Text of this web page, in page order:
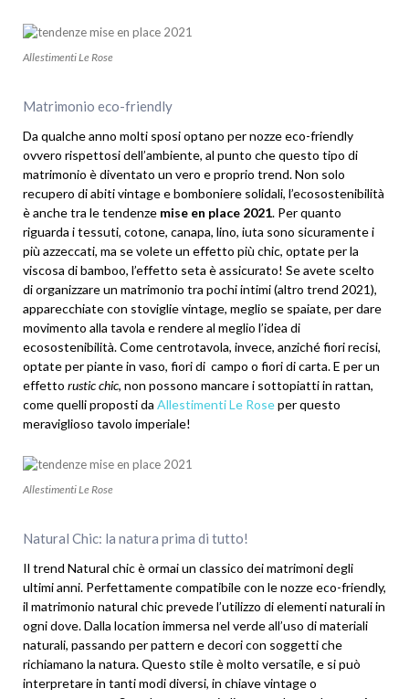
Allestimenti Le Rose
Matrimonio eco-friendly
Da qualche anno molti sposi optano per nozze eco-friendly
ovvero rispettosi dell’ambiente, al punto che questo tipo di
matrimonio è diventato un vero e proprio trend. Non solo
recupero di abiti vintage e bomboniere solidali, l’ecosostenibilità
è anche tra le tendenze mise en place 2021. Per quanto
riguarda i tessuti, cotone, canapa, lino, iuta sono sicuramente i
più azzeccati, ma se volete un effetto più chic, optate per la
viscosa di bamboo, l’effetto seta è assicurato! Se avete scelto
di organizzare un matrimonio tra pochi intimi (altro trend 2021),
apparecchiate con stoviglie vintage, meglio se spaiate, per dare
movimento alla tavola e rendere al meglio l’idea di
ecosostenibilità. Come centrotavola, invece, anziché fiori recisi,
optate per piante in vaso, fiori di campo o fiori di carta. E per un
effetto rustic chic, non possono mancare i sottopiatti in rattan,
come quelli proposti da Allestimenti Le Roseper questo
meraviglioso tavolo imperiale!
Allestimenti Le Rose
Natural Chic: la natura prima di tutto!
Il trend Natural chic è ormai un classico dei matrimoni degli
ultimi anni. Perfettamente compatibile con le nozze eco-friendly,
il matrimonio natural chic prevede l’utilizzo di elementi naturali in
ogni dove. Dalla location immersa nel verde all’uso di materiali
naturali, passando per pattern e decori con soggetti che
richiamano la natura. Questo stile è molto versatile, e si può
interpretare in tanti modi diversi, in chiave vintage o